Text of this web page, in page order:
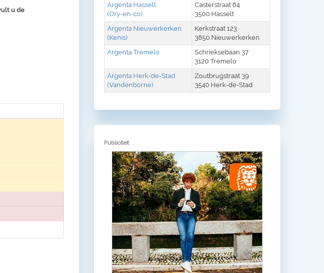
u de
Argenta Hasselt
(Ory-en-co)
Casterstraat 64
3500 Hasselt
Argenta Nieuwerkerken
(Kenis)
Kerkstraat 123
3850 Nieuwerkerken
Argenta Tremelo
Schrieksebaan 37
3120 Tremelo
Argenta Herk-de-Stad
(Vandenborne)
Zoutbrugstraat 39
3540 Herk-de-Stad
Publiciteit